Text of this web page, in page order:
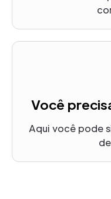
Você
Aqui você pode